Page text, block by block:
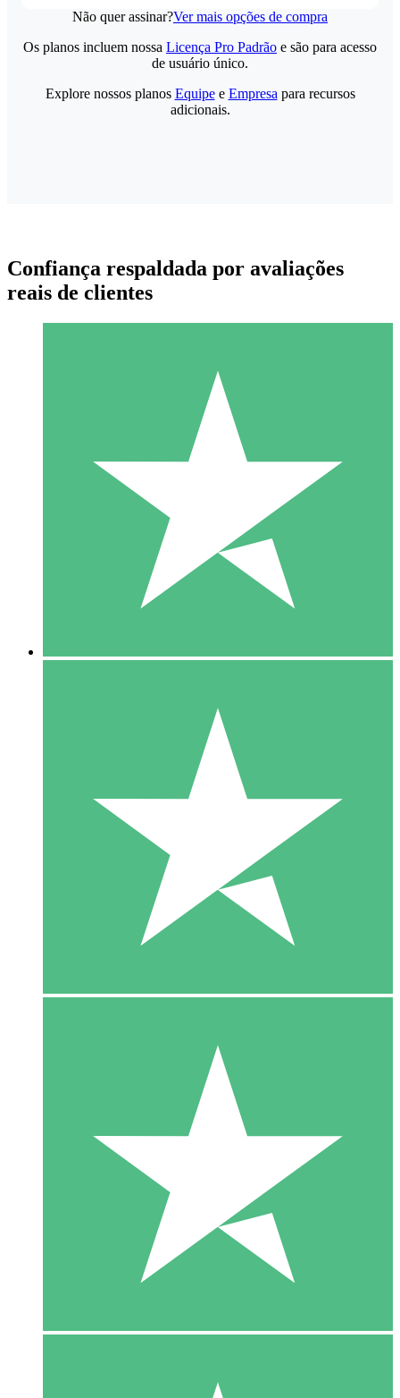
Não quer assinar?Ver mais opções de compra
Pacotes de Créditos Individuais
Pague conforme o uso com créditos de download. Sem
1000
10 Downloads
20 00
Os planos incluem nossa Licença Pro Padrão e são para acesso
de usuário único.
Explore nossos planos Equipee Empresa para recursos
adicionais.
Confiança respaldada por avaliações
reais de clientes